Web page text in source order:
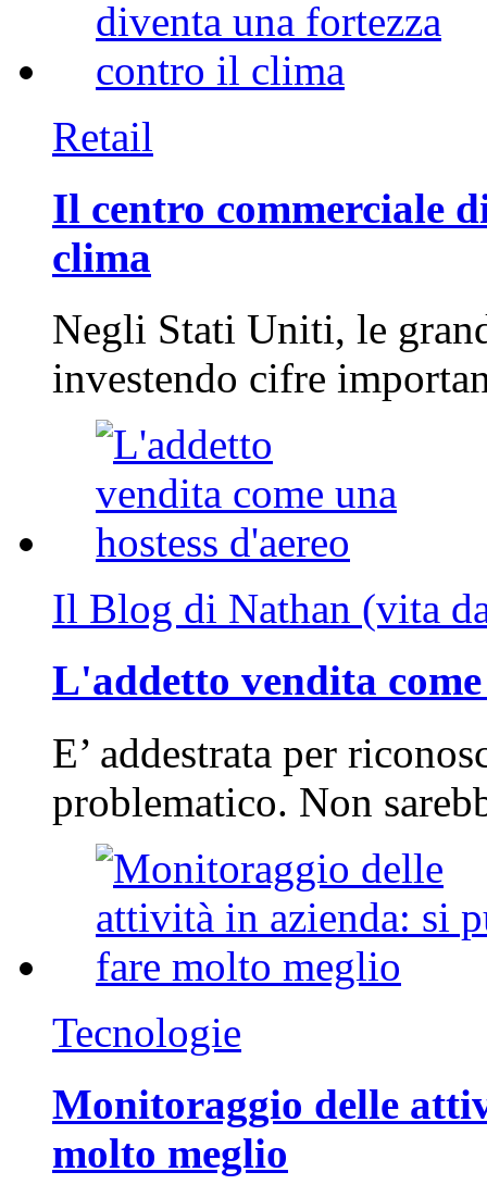
Retail
Il centro commerciale
clima
Negli Stati Uniti, le
investendo cifre
Il Blog di Nathan (vita
L'addetto vendita
E’ addestrata per
problematico. Non
Tecnologie
Monitoraggio delle
molto meglio